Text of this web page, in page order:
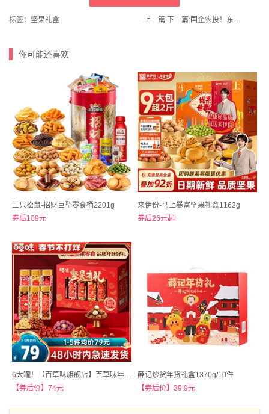
标签： 坚果礼盒 上一篇 下一篇: 国企农投！东北黄糯新玉米250g*8根
你可能还喜欢
三只松鼠-招财巨型零食桶2201g
券后109元
来伊份-马上暴富坚果礼盒1162g
券后26元起
6大罐！【百草味旗舰店】百草味年货罐装坚果礼盒1378g
【券后价】74元
薛记炒货年货礼盒1370g/10件
【券后价】39.9元